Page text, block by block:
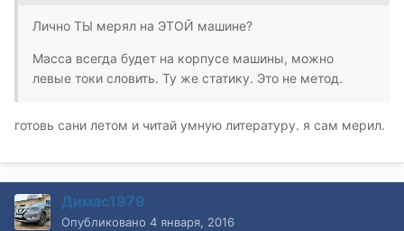
Лично ТЫ мерял на ЭТОЙ машине?
Масса всегда будет на корпусе машины, можно
левые токи словить. Ту же статику. Это не метод.
готовь сани летом и читай умную литературу. я сам мерил.
Димас1979
Опубликовано 4 января, 2016